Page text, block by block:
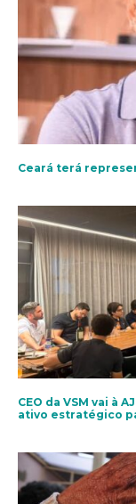
Ceará terá
CEO da VSM vai à
ativo estratégico